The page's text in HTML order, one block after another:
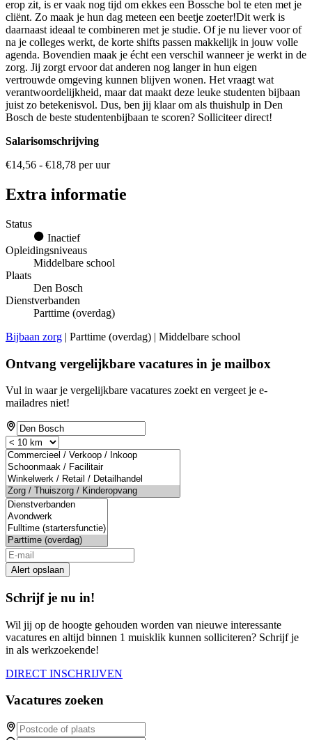
erop zit, is er vaak nog tijd om ekkes een Bossche bol te eten met je
cliënt. Zo maak je hun dag meteen een beetje zoeter!Dit werk is
daarnaast ideaal te combineren met je studie. Of je nu liever voor of
na je colleges werkt, de korte shifts passen makkelijk in jouw volle
agenda. Bovendien maak je écht een verschil wanneer je werkt in de
zorg. Jij zorgt ervoor dat anderen nog langer in hun eigen
vertrouwde omgeving kunnen blijven wonen. Het vraagt wat
verantwoordelijkheid, maar dat maakt deze leuke studenten bijbaan
juist zo betekenisvol. Dus, ben jij klaar om als thuishulp in Den
Bosch de beste studentenbijbaan te scoren? Solliciteer direct!
Salarisomschrijving
€14,56 - €18,78 per uur
Extra informatie
Status
Inactief
Opleidingsniveaus
Middelbare school
Plaats
Den Bosch
Dienstverbanden
Parttime (overdag)
Bijbaan zorg | Parttime (overdag) | Middelbare school
Ontvang vergelijkbare vacatures in je mailbox
Vul in waar je vergelijkbare vacatures zoekt en vergeet je e-
mailadres niet!
Alert opslaan
Schrijf je nu in!
Wil jij op de hoogte gehouden worden van nieuwe interessante
vacatures en altijd binnen 1 muisklik kunnen solliciteren? Schrijf je
in als werkzoekende!
DIRECT INSCHRIJVEN
Vacatures zoeken